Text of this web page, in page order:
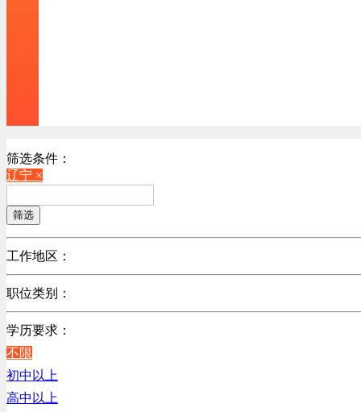
筛选条件：
辽宁 ×
筛选
工作地区：
不限
北京
广东
江苏
陕西
浙江
职位类别：
不限
机械制造/仪器仪表类
销售管理类
计算机软件类
贸易/物流/仓储/采购类
学历要求：
不限
初中以上
高中以上